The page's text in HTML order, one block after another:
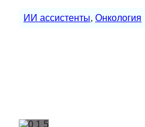
ИИ ассистенты, Онкология